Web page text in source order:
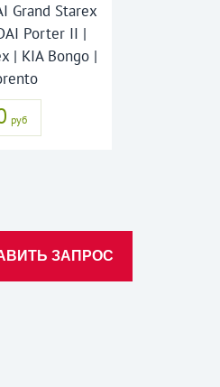
Grand Starex
Porter II |
| KIA Bongo |
руб
ЗАПРОС